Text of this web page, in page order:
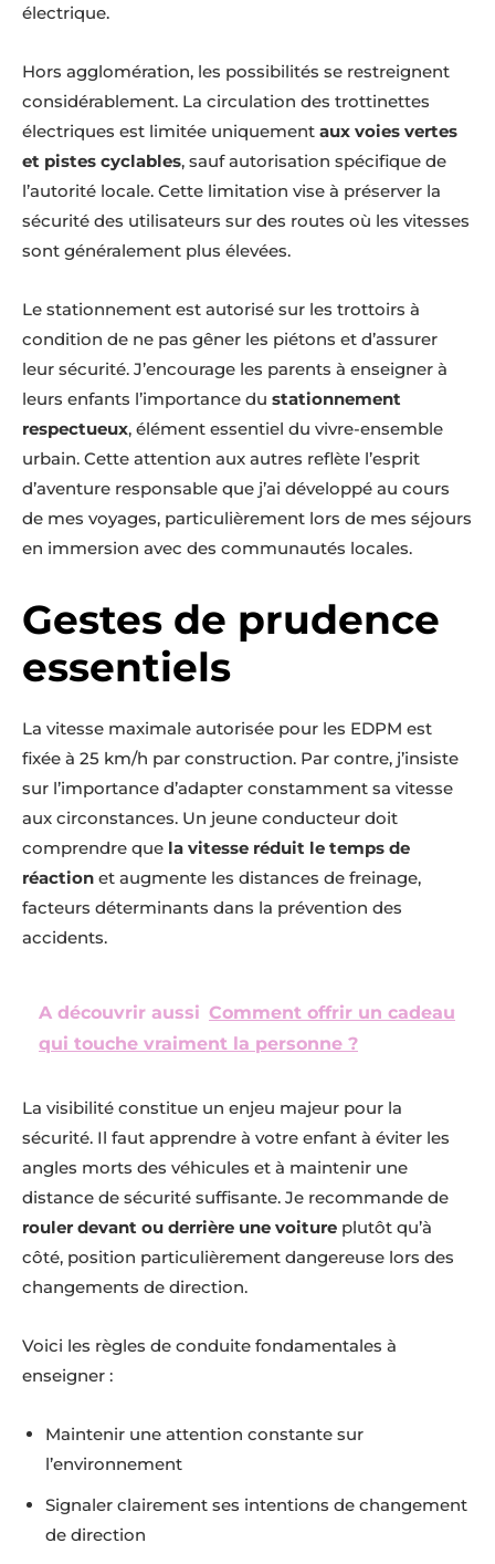
électrique.
Hors agglomération, les possibilités se restreignent
considérablement. La circulation des trottinettes
électriques est limitée uniquement aux voies vertes
et pistes cyclables, sauf autorisation spécifique de
l’autorité locale. Cette limitation vise à préserver la
sécurité des utilisateurs sur des routes où les vitesses
sont généralement plus élevées.
Le stationnement est autorisé sur les trottoirs à
condition de ne pas gêner les piétons et d’assurer
leur sécurité. J’encourage les parents à enseigner à
leurs enfants l’importance du stationnement
respectueux, élément essentiel du vivre-ensemble
urbain. Cette attention aux autres reflète l’esprit
d’aventure responsable que j’ai développé au cours
de mes voyages, particulièrement lors de mes séjours
en immersion avec des communautés locales.
Gestes de prudence
essentiels
La vitesse maximale autorisée pour les EDPM est
fixée à 25 km/h par construction. Par contre, j’insiste
sur l’importance d’adapter constamment sa vitesse
aux circonstances. Un jeune conducteur doit
comprendre que la vitesse réduit le temps de
réaction et augmente les distances de freinage,
facteurs déterminants dans la prévention des
accidents.
A découvrir aussi Comment offrir un cadeau
qui touche vraiment la personne ?
La visibilité constitue un enjeu majeur pour la
sécurité. Il faut apprendre à votre enfant à éviter les
angles morts des véhicules et à maintenir une
distance de sécurité suffisante. Je recommande de
rouler devant ou derrière une voiture plutôt qu’à
côté, position particulièrement dangereuse lors des
changements de direction.
Voici les règles de conduite fondamentales à
enseigner :
Maintenir une attention constante sur
l’environnement
Signaler clairement ses intentions de changement
de direction